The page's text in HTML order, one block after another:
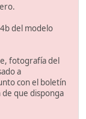
del modelo
fotografía del
a
con el boletín
de que disponga